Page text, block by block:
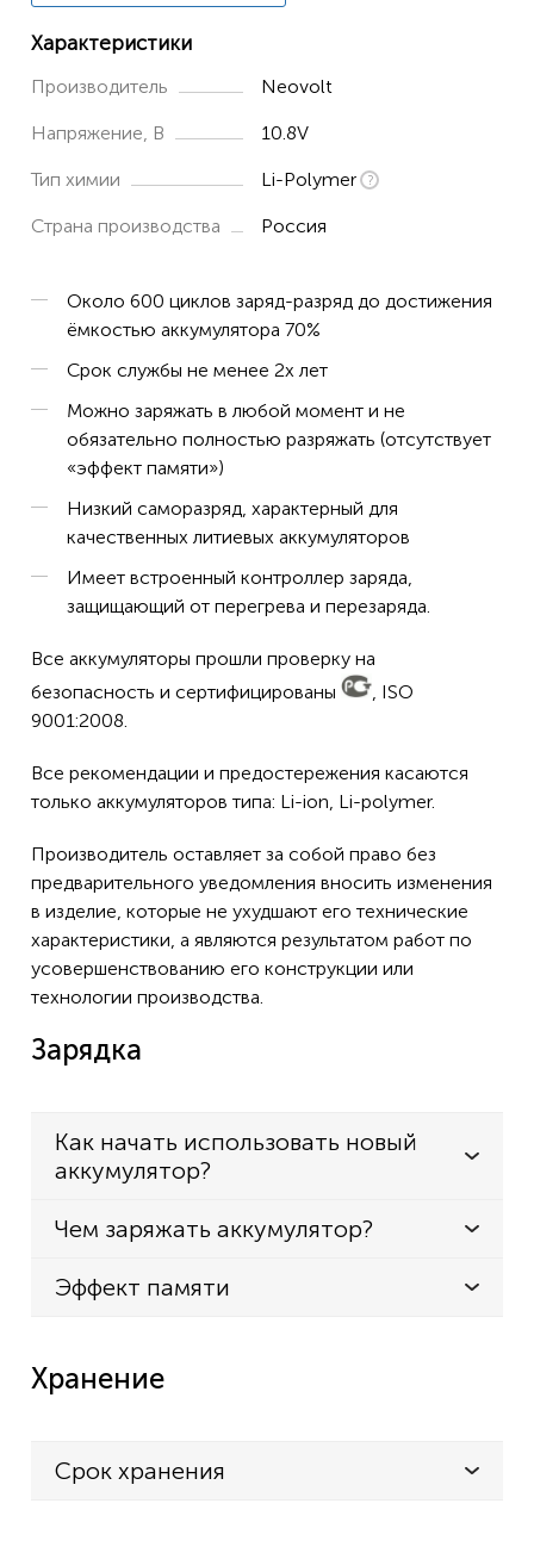
Характеристики
Производитель Neovolt
Напряжение, В 10.8V
Тип химии Li-Polymer
Страна производства Россия
Около 600 циклов заряд-разряд до достижения
ёмкостью аккумулятора 70%
Срок службы не менее 2х лет
Можно заряжать в любой момент и не
обязательно полностью разряжать (отсутствует
«эффект памяти»)
Низкий саморазряд, характерный для
качественных литиевых аккумуляторов
Имеет встроенный контроллер заряда,
защищающий от перегрева и перезаряда.
Все аккумуляторы прошли проверку на
безопасность и сертифицированы
, ISO
9001:2008.
Все рекомендации и предостережения касаются
только аккумуляторов типа: Li-ion, Li-polymer.
Производитель оставляет за собой право без
предварительного уведомления вносить изменения
в изделие, которые не ухудшают его технические
характеристики, а являются результатом работ по
усовершенствованию его конструкции или
технологии производства.
Зарядка
Как начать использовать новый
аккумулятор?
Чем заряжать аккумулятор?
Эффект памяти
Хранение
Срок хранения